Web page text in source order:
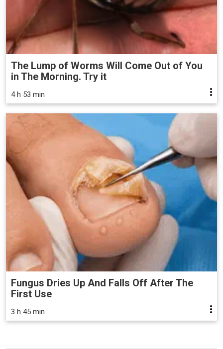
The Lump of Worms Will Come Out of You
in The Morning. Try it
4 h 53 min
Fungus Dries Up And Falls Off After The
First Use
3 h 45 min